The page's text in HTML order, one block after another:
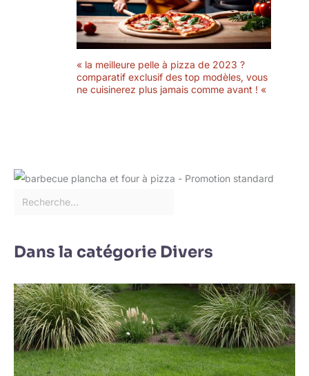
peuvent non
seulement être
utilisés comme bols
également être
utilisés pour faire
ragoûts. Connt
beaucoup d'autres
occasions. Veuillez
est endommagé à
la réception, vous
pouvez trouver un
service client pour
un ou un échange.
« la meilleure pelle à pizza de 2023 ?
comparatif exclusif des top modèles, vous
ne cuisinerez plus jamais comme avant ! «
Dans la catégorie Divers